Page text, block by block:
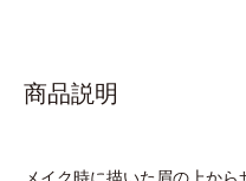
商品説明